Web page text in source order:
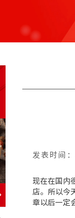
发表时间：
现在在国内
店。所以今
章以后一定